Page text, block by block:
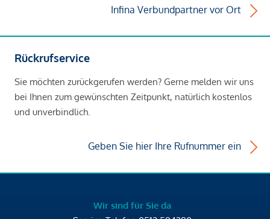
Infina Verbundpartner vor Ort
Rückrufservice
Sie möchten zurückgerufen werden? Gerne melden wir uns
bei Ihnen zum gewünschten Zeitpunkt, natürlich kostenlos
und unverbindlich.
Geben Sie hier Ihre Rufnummer ein
Wir sind für Sie da